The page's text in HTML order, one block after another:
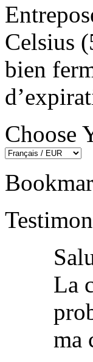
Celsius
bien
Choose
La
ma